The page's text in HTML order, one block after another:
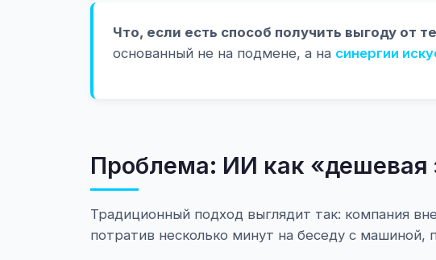
Что, если есть способ получить выгоду от
основанный не на подмене, а на синергии
Проблема: ИИ как
Традиционный подход выглядит так: компания
потратив несколько минут на беседу с